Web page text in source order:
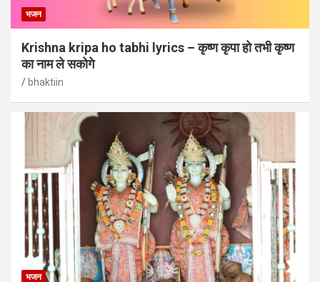
भजन
Krishna kripa ho tabhi lyrics – कृष्ण कृपा हो तभी कृष्ण
का नाम ले सकोगे
bhaktiin
भजन